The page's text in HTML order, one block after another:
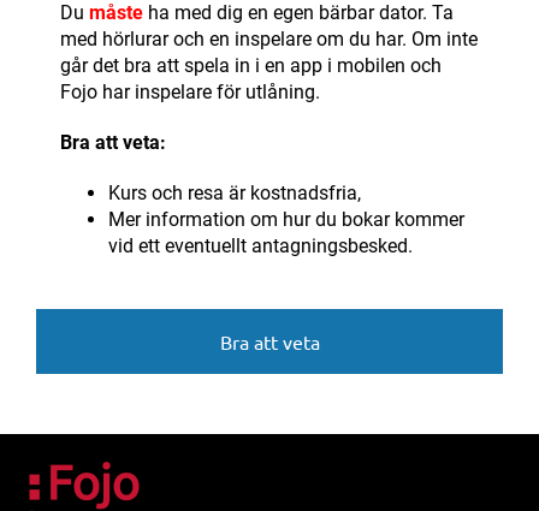
Bra att veta
Du måste ha med dig en egen bärbar dator. Ta
med hörlurar och en inspelare om du har. Om inte
går det bra att spela in i en app i mobilen och
Fojo har inspelare för utlåning.
Bra att veta:
Kurs och resa är kostnadsfria,
Mer information om hur du bokar kommer
vid ett eventuellt antagningsbesked.